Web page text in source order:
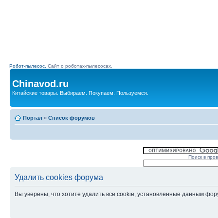
Робот-пылесос. Сайт о роботах-пылесосах.
Chinavod.ru
Китайские товары. Выбираем. Покупаем. Пользуемся.
Портал » Список форумов
Поиск в
Удалить cookies форума
Вы уверены, что хотите удалить все cookie, установленные данным